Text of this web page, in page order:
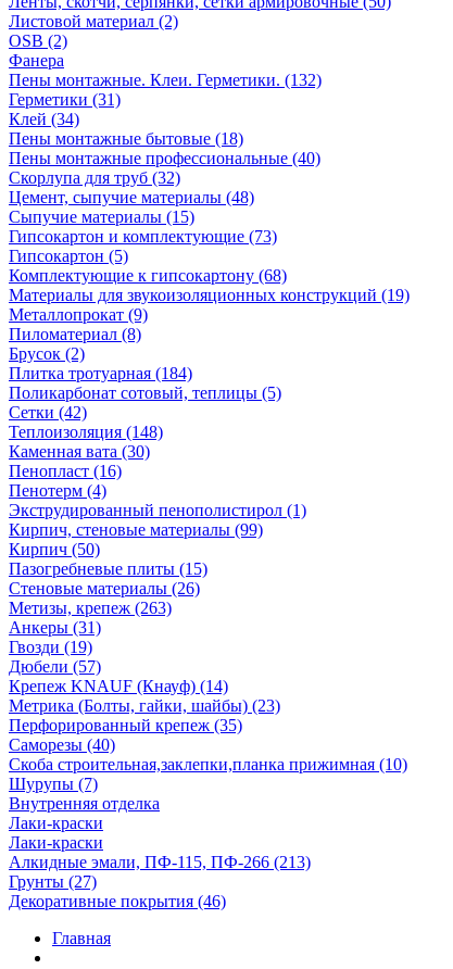
Листовой материал (2)
OSB (2)
Фанера
Пены монтажные. Клеи. Герметики. (132)
Герметики (31)
Клей (34)
Пены монтажные бытовые (18)
Пены монтажные профессиональные (40)
Скорлупа для труб (32)
Цемент, сыпучие материалы (48)
Сыпучие материалы (15)
Гипсокартон и комплектующие (73)
Гипсокартон (5)
Комплектующие к гипсокартону (68)
Материалы для звукоизоляционных конструкций (19)
Металлопрокат (9)
Пиломатериал (8)
Брусок (2)
Плитка тротуарная (184)
Поликарбонат сотовый, теплицы (5)
Сетки (42)
Теплоизоляция (148)
Каменная вата (30)
Пенопласт (16)
Пенотерм (4)
Экструдированный пенополистирол (1)
Кирпич, стеновые материалы (99)
Кирпич (50)
Пазогребневые плиты (15)
Стеновые материалы (26)
Метизы, крепеж (263)
Анкеры (31)
Гвозди (19)
Дюбели (57)
Крепеж KNAUF (Кнауф) (14)
Метрика (Болты, гайки, шайбы) (23)
Перфорированный крепеж (35)
Саморезы (40)
Скоба строительная,заклепки,планка прижимная (10)
Шурупы (7)
Внутренняя отделка
Лаки-краски
Лаки-краски
Алкидные эмали, ПФ-115, ПФ-266 (213)
Грунты (27)
Декоративные покрытия (46)
Главная